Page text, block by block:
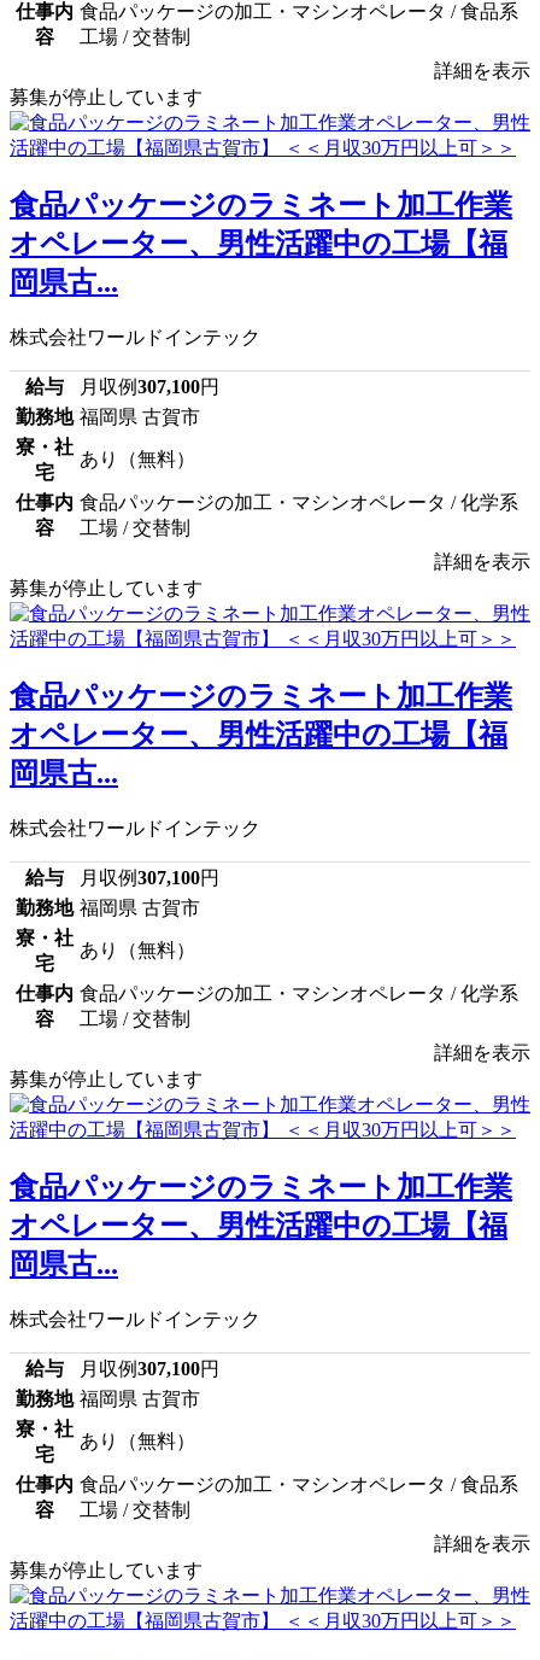
仕事内
容
食品パッケージの加工・マシンオペレータ / 食品系
工場 / 交替制
詳細を表示
募集が停止しています
食品パッケージのラミネート加工作業
オペレーター、男性活躍中の工場【福
岡県古...
株式会社ワールドインテック
給与 月収例307,100円
勤務地 福岡県 古賀市
寮・社
宅
あり（無料）
仕事内
容
食品パッケージの加工・マシンオペレータ / 化学系
工場 / 交替制
詳細を表示
募集が停止しています
食品パッケージのラミネート加工作業
オペレーター、男性活躍中の工場【福
岡県古...
株式会社ワールドインテック
給与 月収例307,100円
勤務地 福岡県 古賀市
寮・社
宅
あり（無料）
仕事内
容
食品パッケージの加工・マシンオペレータ / 化学系
工場 / 交替制
詳細を表示
募集が停止しています
食品パッケージのラミネート加工作業
オペレーター、男性活躍中の工場【福
岡県古...
株式会社ワールドインテック
給与 月収例307,100円
勤務地 福岡県 古賀市
寮・社
宅
あり（無料）
仕事内
容
食品パッケージの加工・マシンオペレータ / 食品系
工場 / 交替制
詳細を表示
募集が停止しています